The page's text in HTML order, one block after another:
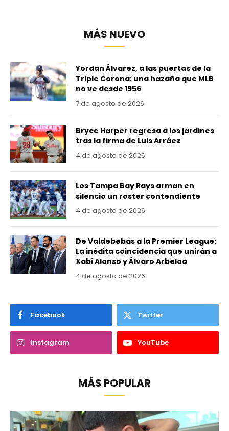
MÁS NUEVO
Yordan Álvarez, a las puertas de la
Triple Corona: una hazaña que MLB
no ve desde 1956
7 de agosto de 2026
Bryce Harper regresa a los jardines
tras la firma de Luis Arráez
4 de agosto de 2026
Los Tampa Bay Rays arman en
silencio un roster contendiente
4 de agosto de 2026
De Valdebebas a la Premier League:
La inédita coincidencia que unirán a
Xabi Alonso y Álvaro Arbeloa
4 de agosto de 2026
Facebook Twitter
Instagram YouTube
MÁS POPULAR